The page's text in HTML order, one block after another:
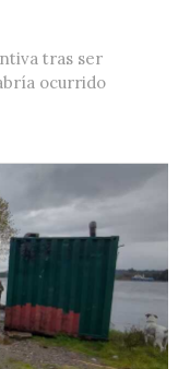
tras ser
ocurrido